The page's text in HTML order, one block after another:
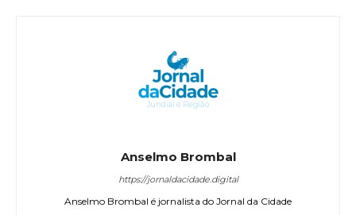
Anselmo Brombal
https://jornaldacidade.digital
Anselmo Brombal é jornalista do Jornal da Cidade